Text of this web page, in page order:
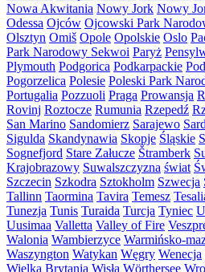
Nowa Akwitania Nowy Jork Nowy
Odessa Ojców Ojcowski Park
Olsztyn Omiš Opole Opolskie Oslo
Park Narodowy Sekwoi Paryż
Plymouth Podgorica Podkarpackie
Pogorzelica Polesie Poleski Park
Portugalia Pozzuoli Praga Prowansja
Rovinj Roztocze Rumunia Rzepedź
San Marino Sandomierz Sarajewo
Sigulda Skandynawia Skopje Śląskie
Sognefjord Stare Załucze Štramberk
Krajobrazowy Suwalszczyzna świat
Szczecin Szkodra Sztokholm Szwecja
Tallinn Taormina Tavira Temesz
Tunezja Tunis Turaida Turcja Tyniec
Uusimaa Valletta Valley of Fire
Walonia Wambierzyce Warmińsko-
Waszyngton Watykan Węgry Wenecja
Wielka Brytania Wisła Wörthersee